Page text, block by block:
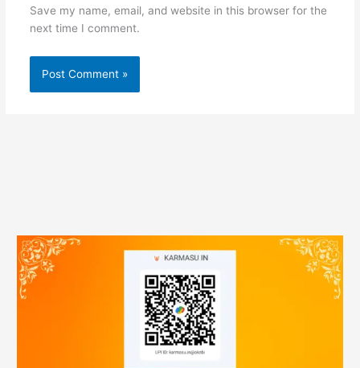
Save my name, email, and website in this browser for the
next time I comment.